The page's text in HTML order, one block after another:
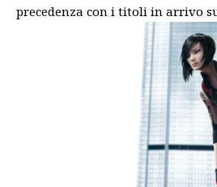
precedenza con i titoli in arrivo